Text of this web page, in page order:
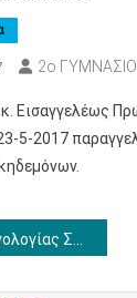
2ο
Εισαγγελέως
5-2017
Έτους 2016-2017